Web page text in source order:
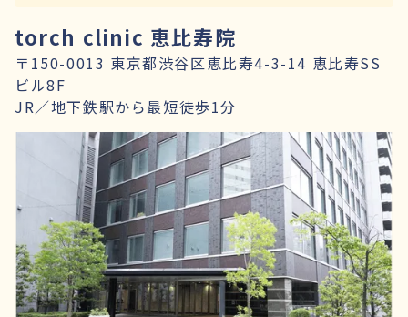
torch clinic 恵比寿院
〒150-0013 東京都渋谷区恵比寿4-3-14 恵比寿SS
ビル8F
JR／地下鉄駅から最短徒歩1分